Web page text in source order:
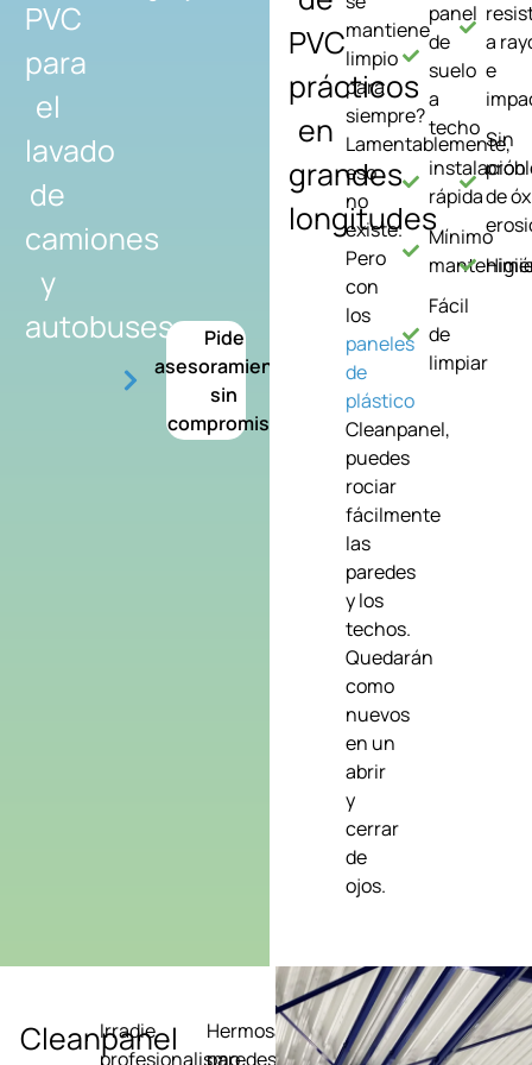
PVC
para
el
lavado
de
camiones
y
autobuses
Pide
asesoramiento
sin
compromiso
PVC
prácticos
en
grandes
longitudes
mantiene
limpio
para
siempre?
Lamentablemente,
eso
no
existe.
Pero
con
los
paneles
de
plástico
Cleanpanel,
puedes
rociar
fácilmente
las
paredes
y los
techos.
Quedarán
como
nuevos
en un
abrir
y
cerrar
de
ojos.
panel
de
suelo
a
techo
instalación
rápida
Mínimo
Fácil
de
limpiar
a
e
Sin
de
Cleanpanel
Irradie
profesionalismo
Hermosas
paredes y